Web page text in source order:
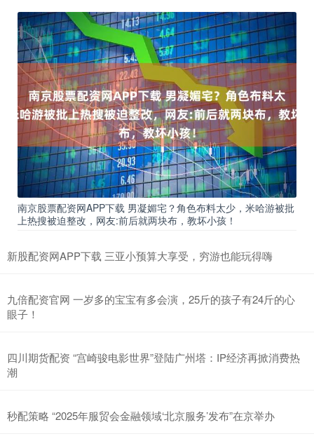
南京股票配资网APP下载 男凝媚宅？角色布料太少，米哈游被批
上热搜被迫整改，网友:前后就两块布，教坏小孩！
新股配资网APP下载 三亚小预算大享受，穷游也能玩得嗨
九倍配资官网 一岁多的宝宝有多会演，25斤的孩子有24斤的心
眼子！
四川期货配资 “宫崎骏电影世界”登陆广州塔：IP经济再掀消费热
潮
秒配策略 “2025年服贸会金融领域‘北京服务’发布”在京举办